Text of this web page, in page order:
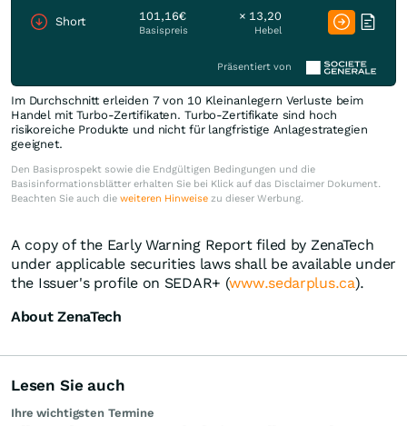
Short 101,16€
Basispreis
× 13,20
Hebel
Präsentiert von
Im Durchschnitt erleiden 7 von 10 Kleinanlegern Verluste beim
Handel mit Turbo-Zertifikaten. Turbo-Zertifikate sind hoch
risikoreiche Produkte und nicht für langfristige Anlagestrategien
geeignet.
Den Basisprospekt sowie die Endgültigen Bedingungen und die
Basisinformationsblätter erhalten Sie bei Klick auf das Disclaimer Dokument.
Beachten Sie auch die weiteren Hinweise zu dieser Werbung.
A copy of the Early Warning Report filed by ZenaTech
under applicable securities laws shall be available under
the Issuer's profile on SEDAR+ (www.sedarplus.ca).
About ZenaTech
Lesen Sie auch
Ihre wichtigsten Termine